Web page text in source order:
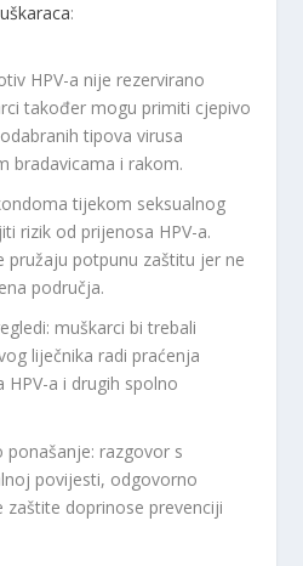
:
HPV-a nije rezervirano
također mogu primiti cjepivo
tipova virusa
bradavicama i rakom.
tijekom seksualnog
rizik od prijenosa HPV-a.
pružaju potpunu zaštitu jer ne
područja.
muškarci bi trebali
liječnika radi praćenja
a i drugih spolno
ponašanje: razgovor s
povijesti, odgovorno
zaštite doprinose prevenciji